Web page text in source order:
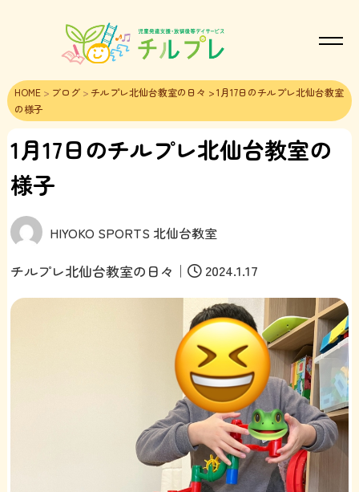
HOME> ブログ> チルプレ北仙台教室の日々 > 1月17日のチルプレ北仙台教室
の様子
1月17日のチルプレ北仙台教室の
様子
HIYOKO SPORTS 北仙台教室
チルプレ北仙台教室の日々 ｜ 2024.1.17